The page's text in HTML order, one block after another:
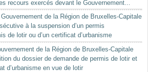
recours exercés devant le Gouvernement...
de la Région de Bruxelles-Capitale
à la suspension d’un permis
de lotir ou d’un certificat d’urbanisme
de la Région de Bruxelles-Capitale
du dossier de demande de permis de lotir et
d’urbanisme en vue de lotir